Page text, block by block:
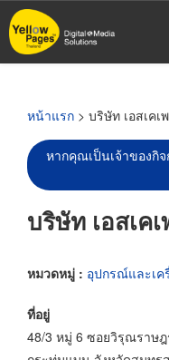
ข้าม
ไป
หน้าแรก > บริษัท เอสเคเ
หากคุณเป็นเจ้าของกิ
บริษัท เอสเค
หมวดหมู่ : อุปกรณ์และเค
ที่อยู่
48/3 หมู่ 6 ซอยวิรุณราษ